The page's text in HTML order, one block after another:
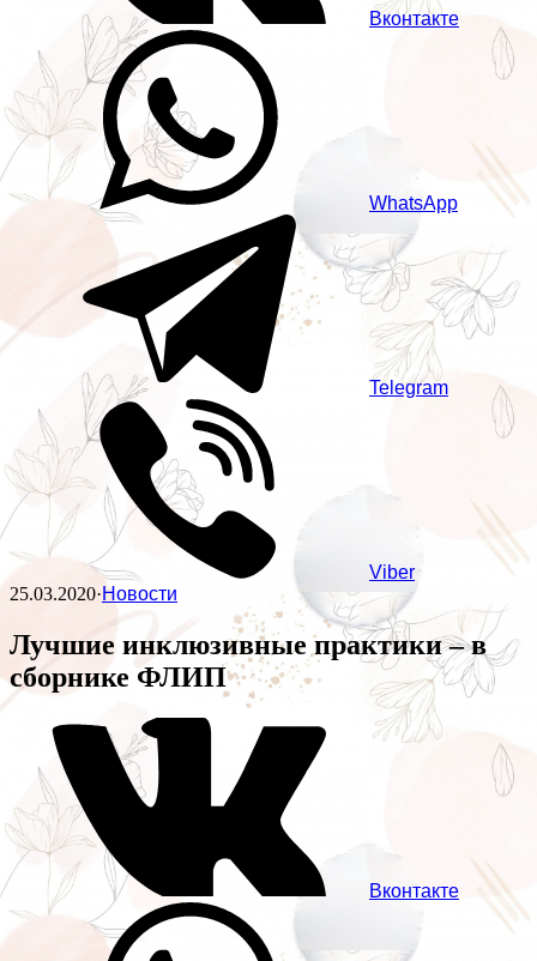
Вконтакте
WhatsApp
Telegram
Viber
25.03.2020·Новости
Лучшие инклюзивные практики – в
сборнике ФЛИП
Вконтакте